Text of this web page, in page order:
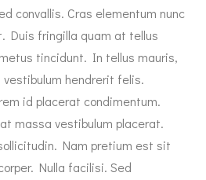
convallis. Cras elementum nunc
Duis fringilla quam at tellus
tincidunt. In tellus mauris,
hendrerit felis.
id placerat condimentum.
massa vestibulum placerat.
Nam pretium est sit
Nulla facilisi. Sed